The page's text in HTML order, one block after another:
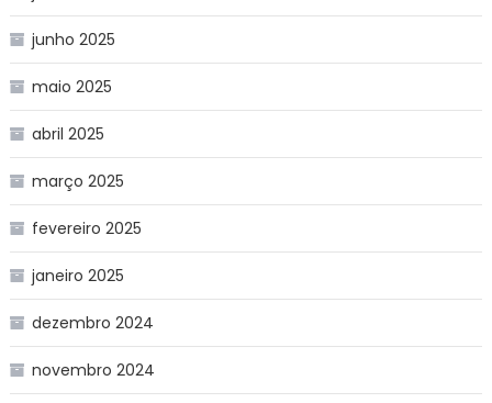
junho 2025
maio 2025
abril 2025
março 2025
fevereiro 2025
janeiro 2025
dezembro 2024
novembro 2024